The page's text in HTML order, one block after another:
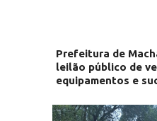
Prefeitura de
leilão público de
equipamentos e